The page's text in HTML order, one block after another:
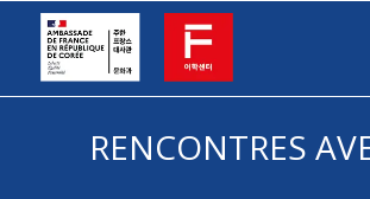
RENCONTRES